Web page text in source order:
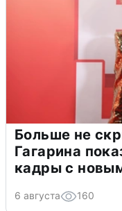
Больше не
Гагарина
кадры с
6 августа 160